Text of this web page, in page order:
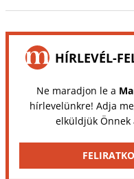
HÍRLEVÉL-
Ne maradjon le a
hírlevelünkre! Adja
elküldjük